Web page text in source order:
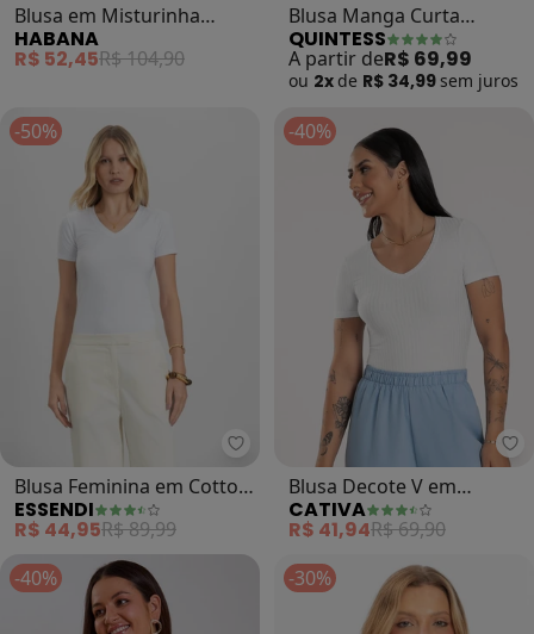
Blusa em Misturinha
(Branco)
HABANA
R$ 52,45R$ 104,90
Blusa Manga Curta
(Branca)
QUINTESS
A partir deR$ 69,99
ou 2x de R$ 34,99 sem juros
-50%
Essendi - Blusa Feminina em
Blusa Feminina em Cotton
(Branco)
ESSENDI
R$ 44,95R$ 89,99
-40%
Blusa Decote V em
Canelado (Branco)
CATIVA
R$ 41,94R$ 69,90
-40%
-30%